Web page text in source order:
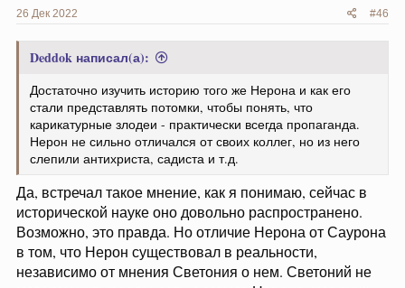
26 Дек 2022 #46
Deddok написал(а):
Достаточно изучить историю того же Нерона и как его
стали представлять потомки, чтобы понять, что
карикатурные злодеи - практически всегда пропаганда.
Нерон не сильно отличался от своих коллег, но из него
слепили антихриста, садиста и т.д.
Да, встречал такое мнение, как я понимаю, сейчас в
исторической науке оно довольно распространено.
Возможно, это правда. Но отличие Нерона от Саурона
в том, что Нерон существовал в реальности,
независимо от мнения Светония о нем. Светоний не